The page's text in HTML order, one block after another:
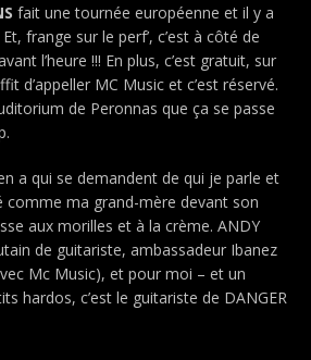
fait une tournée européenne et il y a
frange sur le perf’, c’est à côté de
l’heure !!! En plus, c’est gratuit, sur
d’appeller MC Music et c’est réservé.
de Peronnas que ça se passe
a qui se demandent de qui je parle et
comme ma grand-mère devant son
aux morilles et à la crème. ANDY
de guitariste, ambassadeur Ibanez
Mc Music), et pour moi – et un
hardos, c’est le guitariste de DANGER